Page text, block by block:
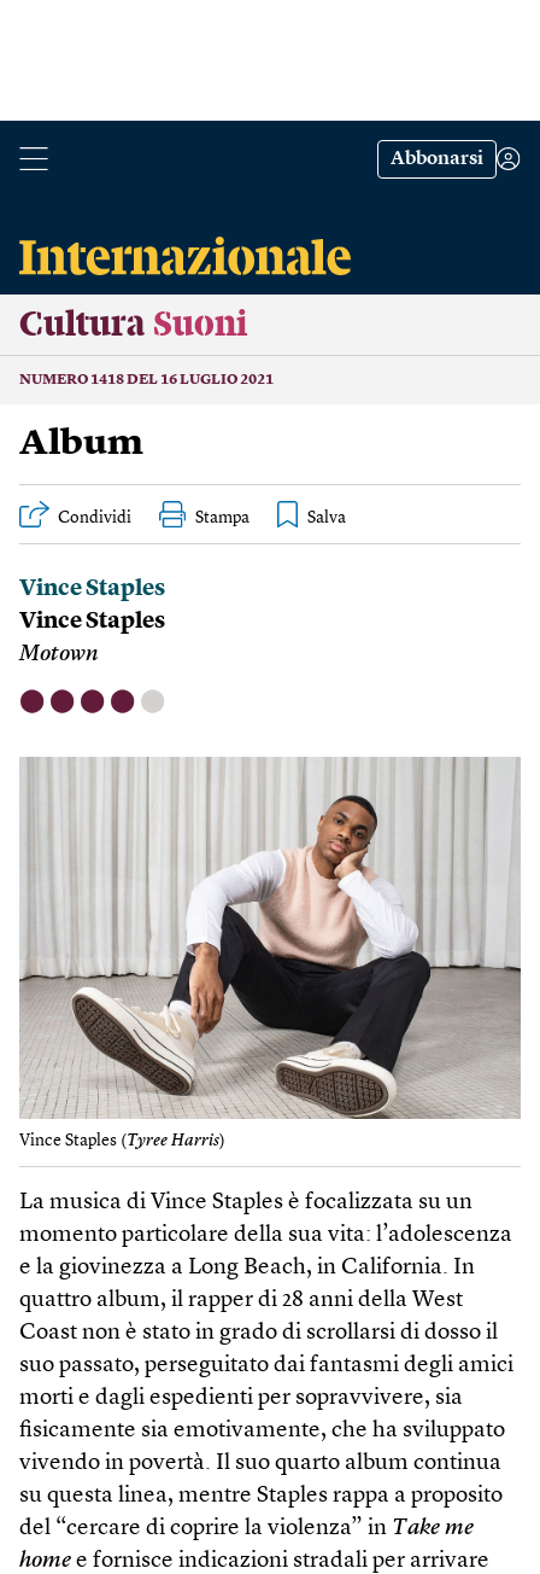
Abbonarsi
Cultura Suoni
NUMERO 1418 DEL 16 LUGLIO 2021
Album
Condividi Stampa
Vince Staples
Vince Staples
Motown
⬤ ⬤ ⬤ ⬤ ⬤
Vince Staples (Tyree Harris)
La musica di Vince Staples è focalizzata su un
momento particolare della sua vita: l’adolescenza
e la giovinezza a Long Beach, in California. In
quattro album, il rapper di 28 anni della West
Coast non è stato in grado di scrollarsi di dosso il
suo passato, perseguitato dai fantasmi degli amici
morti e dagli espedienti per sopravvivere, sia
fisicamente sia emotivamente, che ha sviluppato
vivendo in povertà. Il suo quarto album continua
su questa linea, mentre Staples rappa a proposito
del “cercare di coprire la violenza” in Take me
home e fornisce indicazioni stradali per arrivare